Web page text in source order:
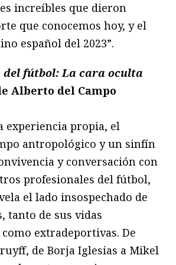
increíbles que dieron
que conocemos hoy, y el
español del 2023”.
fútbol: La cara oculta
Alberto del Campo
experiencia propia, el
antropológico y un sinfín
y conversación con
profesionales del fútbol,
el lado insospechado de
tanto de sus vidas
extradeportivas. De
de Borja Iglesias a Mikel